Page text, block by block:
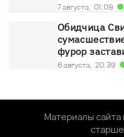
7 августа, 01:09
Обидчица
фурор
6 августа, 20:39
Материалы
старше